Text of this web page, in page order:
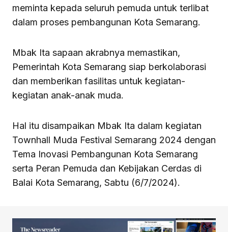
meminta kepada seluruh pemuda untuk terlibat
dalam proses pembangunan Kota Semarang.
Mbak Ita sapaan akrabnya memastikan,
Pemerintah Kota Semarang siap berkolaborasi
dan memberikan fasilitas untuk kegiatan-
kegiatan anak-anak muda.
Hal itu disampaikan Mbak Ita dalam kegiatan
Townhall Muda Festival Semarang 2024 dengan
Tema Inovasi Pembangunan Kota Semarang
serta Peran Pemuda dan Kebijakan Cerdas di
Balai Kota Semarang, Sabtu (6/7/2024).